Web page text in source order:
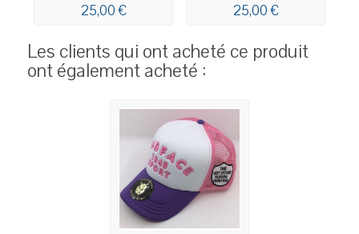
25,00 € 25,00 €
Les clients qui ont acheté ce produit
ont également acheté :